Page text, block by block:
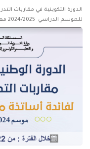
الدورة التكوينية في مقاربات
للموسم الدراسي 2024/2025 معاينة الدورة التكوينية كاملة